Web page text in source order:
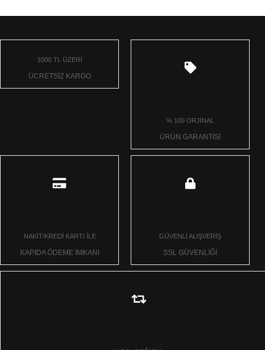
1000 TL ÜZERİ
ÜCRETSİZ KARGO
% 100 ORJİNAL
ÜRÜN GARANTİSİ
NAKİT/KREDİ KARTI İLE
KAPIDA ÖDEME İMKANI
GÜVENLİ ALIŞVERİŞ
SSL GÜVENLİĞİ